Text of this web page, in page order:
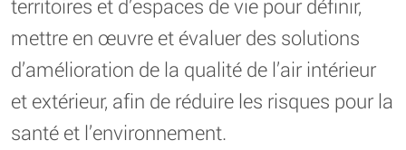
territoires et d’espaces de vie pour définir,
mettre en œuvre et évaluer des solutions
d’amélioration de la qualité de l’air intérieur
et extérieur, afin de réduire les risques pour la
santé et l’environnement.